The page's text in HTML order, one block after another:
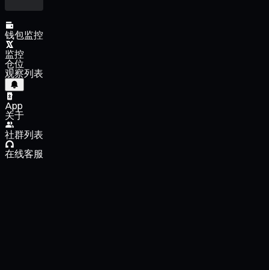
钱包监控
监控
仓位
观察列表
App
关于
社群列表
在线客服